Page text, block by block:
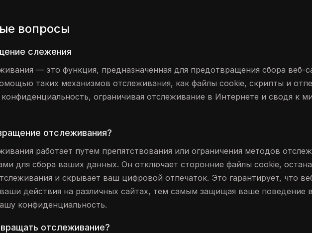
вопросы
слежения
— это функция, предназначенная для предотвращения сбора веб-
таких механизмов отслеживания, как файлы cookie, скрипты и
ограничивая отслеживание в Интернете и сводя к
отслеживания?
работает путем препятствования или ограничения методов
для сбора ваших данных. Он отключает сторонние файлы cookie,
и скрывает ваш цифровой отпечаток. Это гарантирует, что
действия на различных сайтах, тем самым защищая ваше поведение в
конфиденциальность.
отслеживание?